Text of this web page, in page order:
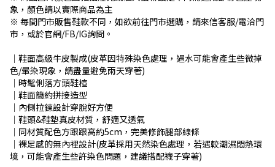
象，顏色請以實際商品為主
※ 每間門市販售鞋款不同，如欲前往門市選購，請來信客服/電洽門
市，或於官網/FB/IG詢問。
│鞋面高級牛皮製成(皮革因特殊染色處理，遇水可能會產生些微掉
色/暈染現象，請盡量避免雨天穿著)
│時髦俐落方頭鞋楦
│鞋面簡約拼接造型
│內側拉鍊設計穿脫好方便
│鞋頭&鞋墊真皮材質，舒適又透氣
│同材質配色方跟跟高約5cm，完美修飾腿部線條
│裸足感的無內裡設計(皮革採用天然染色處理，若遇較潮濕悶熱環
境，可能會產生些許染色問題，建議搭配襪子穿著)